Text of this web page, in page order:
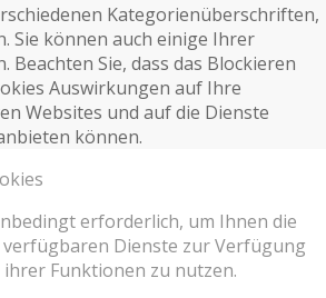
Kategorienüberschriften,
Sie können auch einige Ihrer
Beachten Sie, dass das Blockieren
Auswirkungen auf Ihre
Websites und auf die Dienste
können.
erforderlich, um Ihnen die
Dienste zur Verfügung
Funktionen zu nutzen.